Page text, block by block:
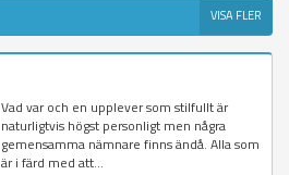
VISA FLER
Vad var och en upplever som stilfullt är
naturligtvis högst personligt men några
gemensamma nämnare finns ändå. Alla som
är i färd med att...